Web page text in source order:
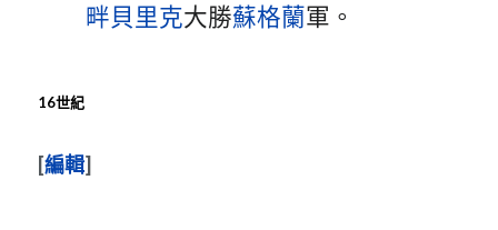
畔貝里克大勝蘇格蘭軍。
16世紀
[編輯]